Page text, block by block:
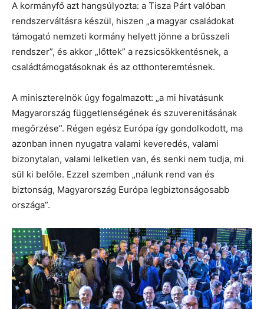
A kormányfő azt hangsúlyozta: a Tisza Párt valóban
rendszerváltásra készül, hiszen „a magyar családokat
támogató nemzeti kormány helyett jönne a brüsszeli
rendszer”, és akkor „lőttek” a rezsicsökkentésnek, a
családtámogatásoknak és az otthonteremtésnek.
A miniszterelnök úgy fogalmazott: „a mi hivatásunk
Magyarország függetlenségének és szuverenitásának
megőrzése”. Régen egész Európa így gondolkodott, ma
azonban innen nyugatra valami keveredés, valami
bizonytalan, valami lelketlen van, és senki nem tudja, mi
sül ki belőle. Ezzel szemben „nálunk rend van és
biztonság, Magyarország Európa legbiztonságosabb
országa”.